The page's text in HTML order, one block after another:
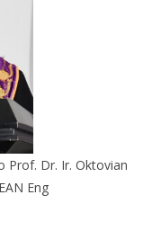
Prof. Dr. Ir. Oktovian
Eng